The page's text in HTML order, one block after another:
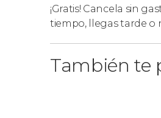
¡Gratis! Cancela sin
tiempo, llegas tarde o
También te